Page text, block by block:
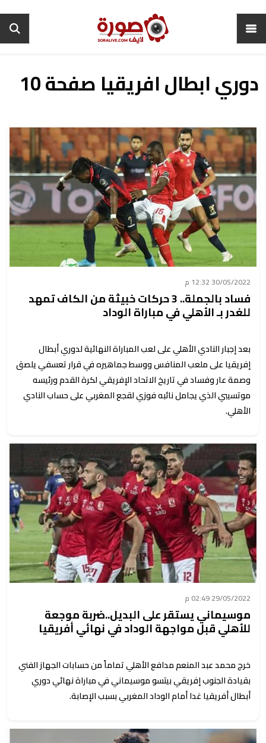
دوري ابطال افريقيا صفحة 10
30/05/2022 12:32 م
فساد بالجملة.. 3 حركات خبيثة من الكاف تمهد
للغدر بـ الأهلي في مباراة الوداد
بعد إجبار النادي الأهلي على لعب المباراة النهائية لدوري أبطال
إفريقيا على ملعب المنافس ووسط جماهيره في قرار تعسفي يلصق
وصمة عار وفساد في تاريخ الاتحاد الإفريقي لكرة القدم ورئيسه
موتسيبي الذي يجامل نائبه فوزي لقجع المغربي على حساب النادي
الأهلي.
29/05/2022 02:49 م
موسيماني يستقر على البديل..ضربة موجعة
للأهلي قبل مواجهة الوداد في نهائي أفريقيا
خرج محمد عبد المنعم مدافع الأهلي تماماً من حسابات الجهاز الفني
بقيادة الجنوب إفريقي بيتسو موسيماني في مباراة نهائي دوري
أبطال أفريقيا غدا أمام الوداد المغربي بسبب الإصابة.